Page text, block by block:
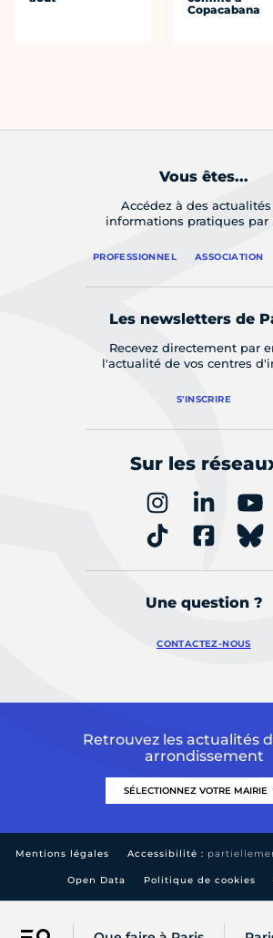
Copacabana
Vous êtes...
Accédez à des
informations pratiques par
PROFESSIONNEL ASSOCIATION
Les newsletters de
Recevez directement par
l'actualité de vos centres
S'INSCRIRE
Sur les
Une question ?
CONTACTEZ-NOUS
Retrouvez les actualités
arrondissement
Mentions légales Accessibilité :
Open Data Politique de cookies